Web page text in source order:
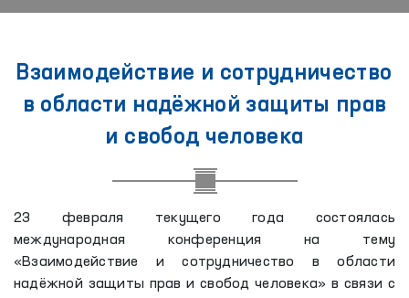
Взаимодействие и сотрудничество
в области надёжной защиты прав
и свобод человека
23 февраля текущего года состоялась
международная конференция на тему
«Взаимодействие и сотрудничество в области
надёжной защиты прав и свобод человека» в связи с